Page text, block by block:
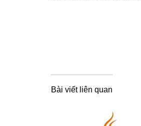
Bài viết liên quan